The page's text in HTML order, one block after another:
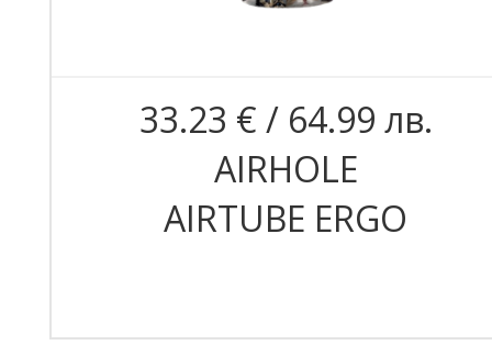
33.23 € / 64.99 лв.
AIRHOLE
AIRTUBE ERGO